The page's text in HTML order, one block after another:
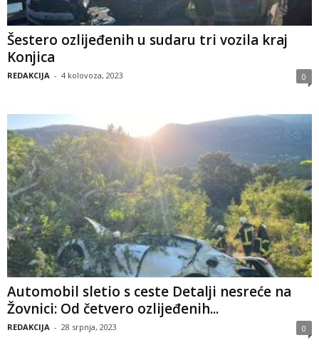
Šestero ozlijeđenih u sudaru tri vozila kraj
Konjica
REDAKCIJA - 4 kolovoza, 2023 0
Automobil sletio s ceste Detalji nesreće na
Žovnici: Od četvero ozlijeđenih...
REDAKCIJA - 28 srpnja, 2023 0